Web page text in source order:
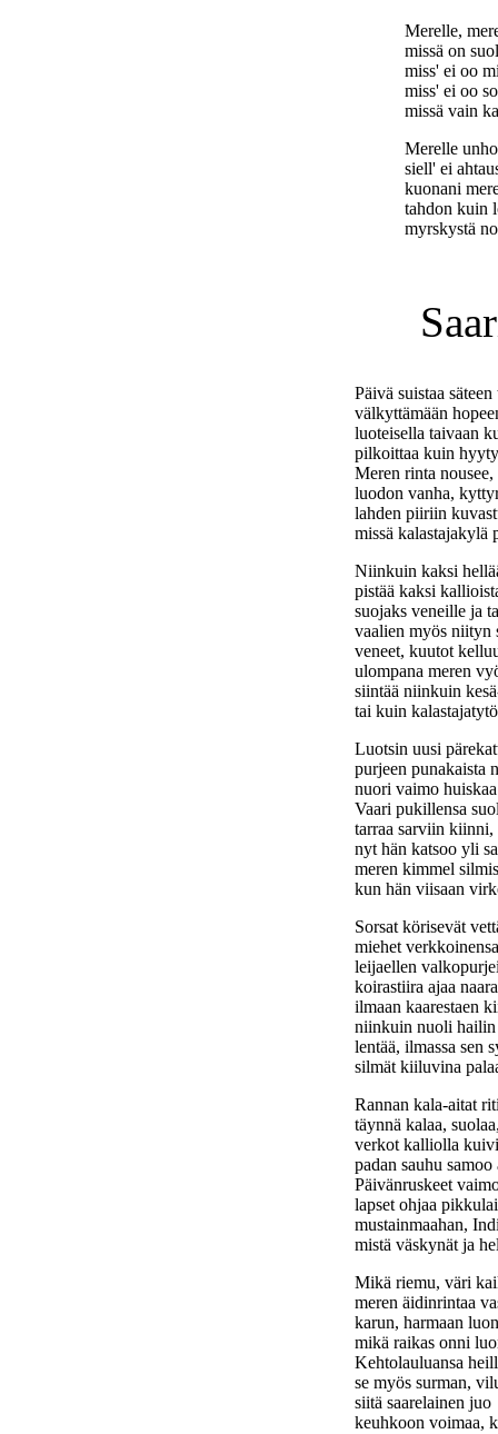
Merelle,
missä on
miss' ei oo
miss' ei oo
missä vain
Merelle
siell' ei
kuonani
tahdon kuin
myrskystä
Päivä suistaa
välkyttämään
luoteisella taivaan
pilkoittaa kuin
Meren rinta
luodon vanha,
lahden piiriin
missä kalastajakylä
Niinkuin kaksi
pistää kaksi
suojaks veneille ja
vaalien myös niityn
veneet, kuutot
ulompana meren
siintää niinkuin
tai kuin
Luotsin uusi
purjeen punakaista
nuori vaimo
Vaari pukillensa
tarraa sarviin
nyt hän katsoo yli
meren kimmel
kun hän viisaan
Sorsat körisevät
miehet
leijaellen
koirastiira ajaa
ilmaan kaarestaen
niinkuin nuoli hailin
lentää, ilmassa sen
silmät kiiluvina
Rannan kala-aitat
täynnä kalaa,
verkot kalliolla
padan sauhu samoo
Päivänruskeet
lapset ohjaa
mustainmaahan,
mistä väskynät ja
Mikä riemu, väri
meren äidinrintaa
karun, harmaan
mikä raikas onni
Kehtolauluansa
se myös surman,
siitä saarelainen juo
keuhkoon voimaa,